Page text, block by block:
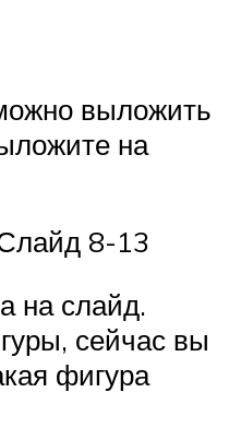
выложить
на
8-13
на слайд.
сейчас вы
фигура